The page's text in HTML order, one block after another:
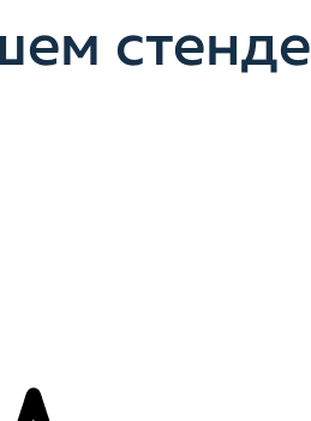
стенде